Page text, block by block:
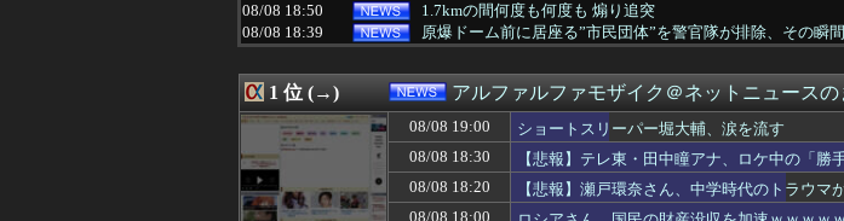
08/08 18:50
1.7kmの間何度も何度も 煽り追突
08/08 18:39
原爆ドーム前に居座る”市民団体”を警官隊が排除、その瞬
08/08 18:31
中国のビーチ。ゴミだらけ
08/08 18:30
【悲報】テレ東・田中瞳アナ、ロケ中の「勝手に撮影する
08/08 18:29
中道改革連合の埋もれた存在感 「進むも地獄、引くも地獄
08/08 18:26
蓮舫「蓮舫だから叩いて良いという報道」 X民「高市だか
08/08 18:23
シカ「ヒマワリ全部喰った」 郡山布引風の高原まつり中
08/08 18:20
【悲報】瀬戸環奈さん、中学時代のトラウマがヤバすぎる
08/08 18:20
中国紙、海自の「Japan Navy」呼称を批判 2018年の日韓
1 位 (→) アルファルファモザイク＠ネットニュースの
08/08 19:00
ショートスリーパー堀大輔、涙を流す
08/08 18:30
【悲報】テレ東・田中瞳アナ、ロケ中の「
08/08 18:20
【悲報】瀬戸環奈さん、中学時代のトラウマ
08/08 18:00